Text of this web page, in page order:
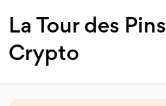
La Tour des Pins
Crypto